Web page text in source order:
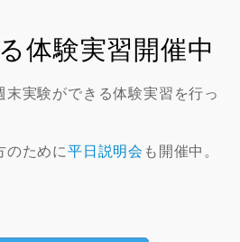
体験実習開催中
実験ができる体験実習を行っ
のために平日説明会 も開催中。